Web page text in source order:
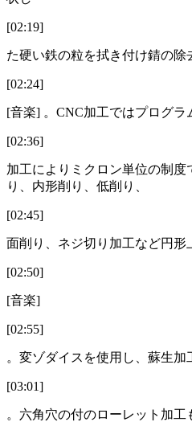
[02:19]
た硬い鉄の粒を拭き付け錆の除
[02:24]
[音楽] 。CNC加工ではプログラ
[02:36]
加工によりミクロン単位の制度
り、内形削り、低削り、
[02:45]
面削り、ネジ切り加工など円形
[02:50]
[音楽]
[02:55]
。変ゾダイスを使用し、蘇生加
[03:01]
。六角穴の付のローレット加工